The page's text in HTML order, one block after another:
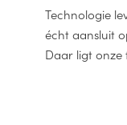
Technologie
écht aansluit
Daar ligt onze